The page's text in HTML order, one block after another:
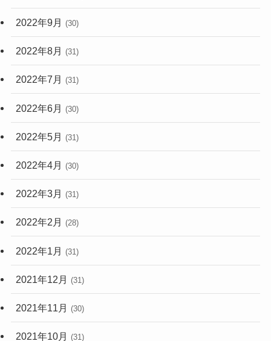
2022年9月 (30)
2022年8月 (31)
2022年7月 (31)
2022年6月 (30)
2022年5月 (31)
2022年4月 (30)
2022年3月 (31)
2022年2月 (28)
2022年1月 (31)
2021年12月 (31)
2021年11月 (30)
2021年10月 (31)